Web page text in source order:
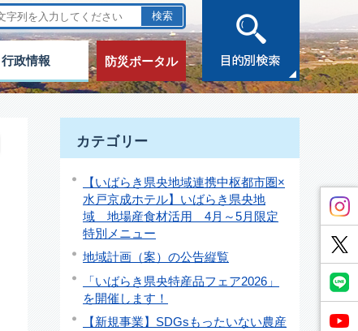
行政情報 防災ポータル
カテゴリー
【いばらき県央地域連携中枢都市圏×
水戸京成ホテル】いばらき県央地
域 地場産食材活用 4月～5月限定
特別メニュー
地域計画（案）の公告縦覧
「いばらき県央特産品フェア2026」
を開催します！
【新規事業】SDGsもったいない農産